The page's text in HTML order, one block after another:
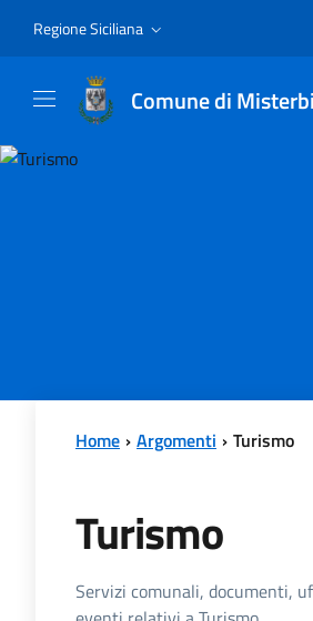
Regione Siciliana
Comune di
Home Argomenti Turismo
Turismo
Dettagli
Servizi comunali, documenti,